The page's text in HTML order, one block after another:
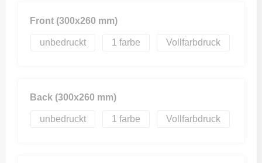
Front (300x260 mm)
unbedruckt 1 Vollfarbdruck
Back (300x260 mm)
unbedruckt 1 Vollfarbdruck